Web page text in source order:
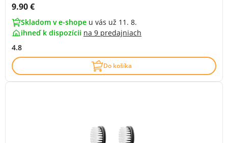
Cena s DPH:
9.90 €
Skladom v e-shope u vás už 11. 8.
ihneď k dispozícii na 9 predajniach
4.8
Do košíka